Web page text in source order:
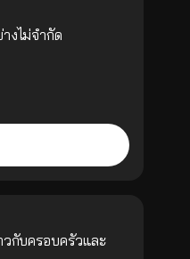
งไม่จำกัด
วกับครอบครัวและ